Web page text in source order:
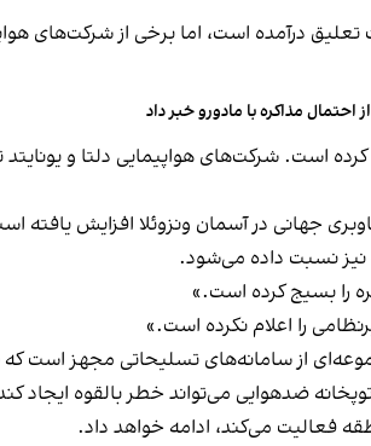
شرکت‌های مسافربری یا باری ایالات متحده به ونزوئلا از سال ۲۰۱۹ به حالت تعلیق
مذاکره با مادورو خبر داد
کرده است. شرکت‌های هواپیمایی دلتا و
جهانی در آسمان ونزوئلا افزایش یافته
نیز نسبت داده می‌شود.
را بسیج کرده است.»
را اعلام نکرده است.»
از سامانه‌های تسلیحاتی مجهز است که
ضدهوایی می‌تواند خطر بالقوه ایجاد
فعالیت می‌کند، ادامه خواهد داد.